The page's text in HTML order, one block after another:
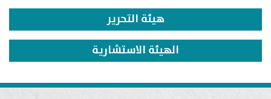
هيئة التحرير
الهيئة الاستشارية